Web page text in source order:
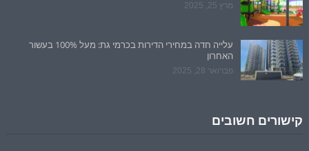
מרץ 25, 2025
עלייה חדה במחירי הדירות בכרמי גת: מעל 100% בעשור
האחרון
פברואר 28, 2025
קישורים חשובים